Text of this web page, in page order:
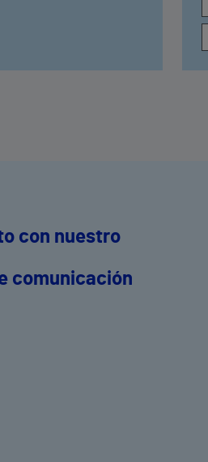
con nuestro
comunicación